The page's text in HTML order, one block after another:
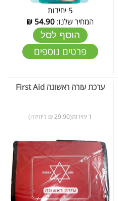
5 יחידות
המחיר שלנו: 54.90
₪
הוסף לסל
פרטים נוספים
ערכת עזרה ראשונה First Aid
1 יחידות(29.90 ₪ ליחידה)